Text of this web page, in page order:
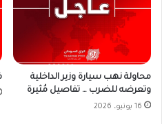
محاولة نهب سيارة وزير الداخلية
وتعرضه للضرب … تفاصيل مُثيرة
16 يونيو، 2026